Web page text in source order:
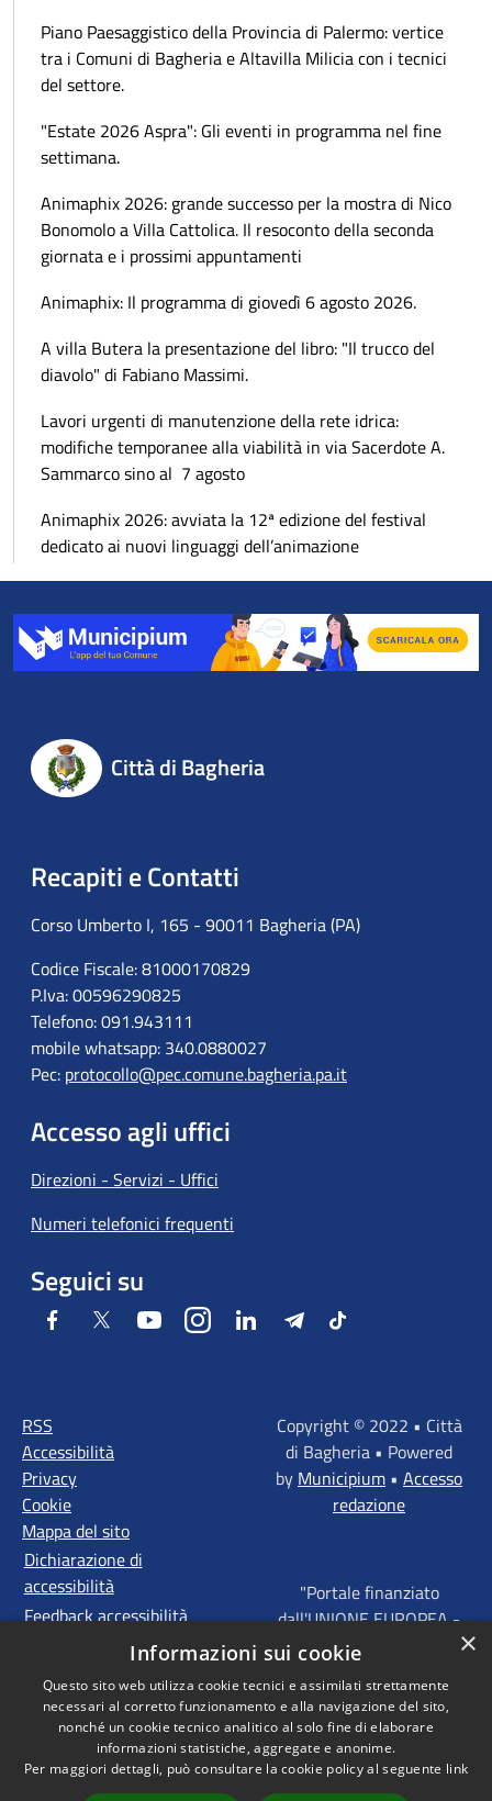
Piano Paesaggistico della Provincia di Palermo: vertice
tra i Comuni di Bagheria e Altavilla Milicia con i tecnici
del settore.
"Estate 2026 Aspra": Gli eventi in programma nel fine
settimana.
Animaphix 2026: grande successo per la mostra di Nico
Bonomolo a Villa Cattolica. Il resoconto della seconda
giornata e i prossimi appuntamenti
Animaphix: Il programma di giovedì 6 agosto 2026.
A villa Butera la presentazione del libro: "Il trucco del
diavolo" di Fabiano Massimi.
Lavori urgenti di manutenzione della rete idrica:
modifiche temporanee alla viabilità in via Sacerdote A.
Sammarco sino al 7 agosto
Animaphix 2026: avviata la 12ª edizione del festival
dedicato ai nuovi linguaggi dell’animazione
Città di Bagheria
Recapiti e Contatti
Corso Umberto I, 165 - 90011 Bagheria (PA)
Codice Fiscale: 81000170829
P.Iva: 00596290825
Telefono: 091.943111
mobile whatsapp: 340.0880027
Pec: protocollo@pec.comune.bagheria.pa.it
Accesso agli uffici
Direzioni - Servizi - Uffici
Numeri telefonici frequenti
Seguici su
Facebook Twitter YoutubeInstagramLinkedIn TelegramTiktok
RSS
Accessibilità
Privacy
Cookie
Mappa del sito
Dichiarazione di
accessibilità
Feedback accessibilità
Copyright © 2022 • Città
di Bagheria • Powered
by Municipium • Accesso
redazione
"Portale finanziato
dall'UNIONE EUROPEA -
FONDI STRUTTURALI
EUROPEI - Programma
Operativo FESR Sicilia
2014 - 2020 Agenda
Urbana ITI "Palermo -
×
Informazioni sui cookie
Questo sito web utilizza cookie tecnici e assimilati strettamente
necessari al corretto funzionamento e alla navigazione del sito,
nonché un cookie tecnico analitico al solo fine di elaborare
informazioni statistiche, aggregate e anonime.
Per maggiori dettagli, può consultare la cookie policy al seguente link